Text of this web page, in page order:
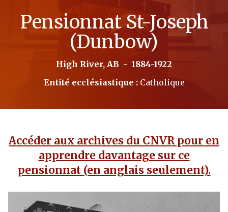
Pensionnat St-Joseph
(Dunbow)
High River, AB - 1884-1922
Entité ecclésiastique : Catholique
Accéder aux archives du CNVR pour en
apprendre davantage sur ce
pensionnat (en anglais seulement).